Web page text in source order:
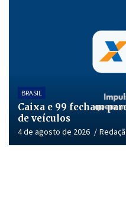
BRASIL
Caixa e 99 fecham
de veículos
4 de agosto de 2026